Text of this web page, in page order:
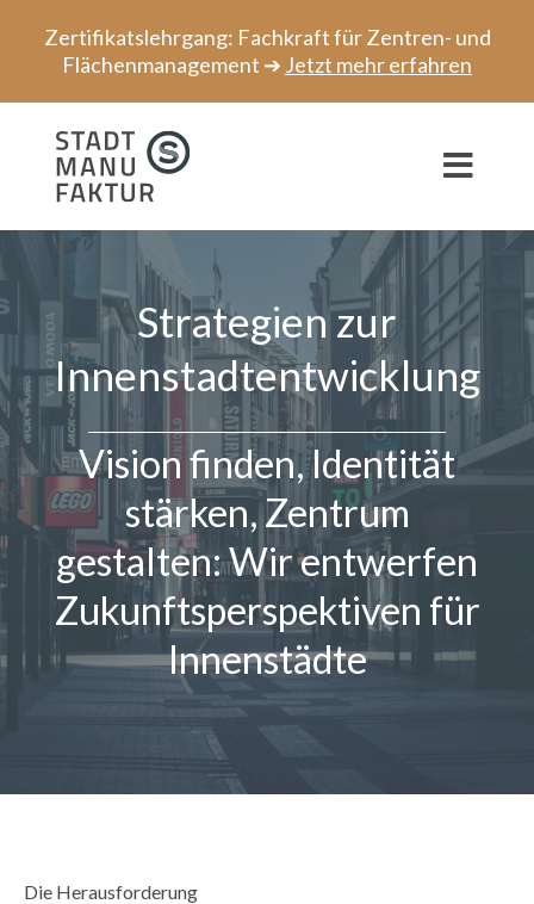
springen
Zertifikatslehrgang: Fachkraft für Zentren- und
Flächenmanagement ➔ Jetzt mehr erfahren
Beratung
Projekte
Speaker
Netzwerk
Über uns
Magazin
Kontakt
Strategien zur
Innenstadtentwicklung
Vision finden, Identität
stärken, Zentrum
gestalten: Wir entwerfen
Zukunftsperspektiven für
Innenstädte
Die Herausforderung